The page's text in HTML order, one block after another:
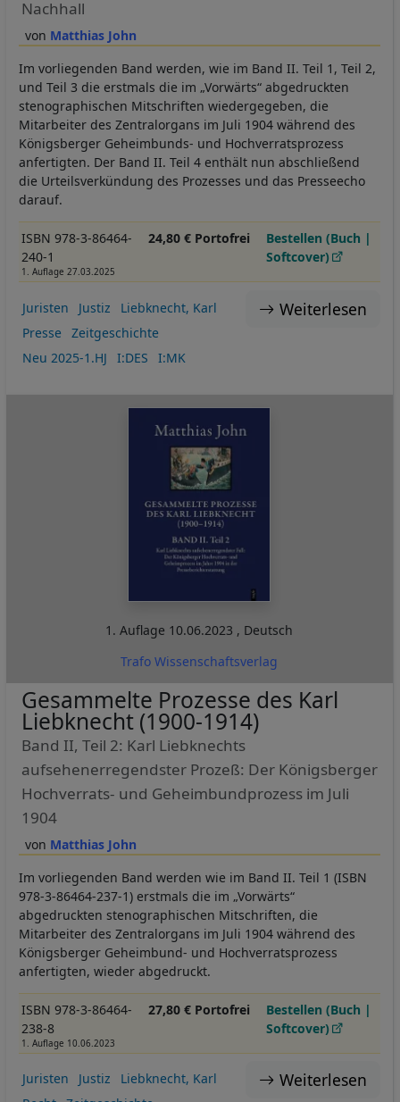
Matthias John
Nachhall
Im vorliegenden Band werden, wie im Band II. Teil 1, Teil 2,
und Teil 3 die erstmals die im „Vorwärts“ abgedruckten
stenographischen Mitschriften wiedergegeben, die
Mitarbeiter des Zentralorgans im Juli 1904 während des
Königsberger Geheimbunds- und Hochverratsprozess
anfertigten. Der Band II. Teil 4 enthält nun abschließend
die Urteilsverkündung des Prozesses und das Presseecho
darauf.
ISBN 978-3-86464-
240-1
1. Auflage 27.03.2025
24,80 € Portofrei
Bestellen (Buch |
Softcover)
Weiterlesen
Juristen Justiz
Liebknecht, Karl
Presse
Zeitgeschichte
Neu 2025-1.HJ
I:DES I:MK
1. Auflage 10.06.2023 , Deutsch
Trafo Wissenschaftsverlag
Matthias John
Gesammelte Prozesse des Karl
Liebknecht (1900-1914)
Band II, Teil 2: Karl Liebknechts
aufsehenerregendster Prozeß: Der Königsberger
Hochverrats- und Geheimbundprozess im Juli
1904
Im vorliegenden Band werden wie im Band II. Teil 1 (ISBN
978-3-86464-237-1) erstmals die im „Vorwärts“
abgedruckten stenographischen Mitschriften, die
Mitarbeiter des Zentralorgans im Juli 1904 während des
Königsberger Geheimbund- und Hochverratsprozess
anfertigten, wieder abgedruckt.
ISBN 978-3-86464-
238-8
1. Auflage 10.06.2023
27,80 € Portofrei
Bestellen (Buch |
Softcover)
Weiterlesen
Juristen Justiz
Liebknecht, Karl